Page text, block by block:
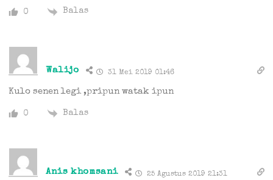
0 Balas
Walijo 31 Mei 2019 01:46
Kulo senen legi ,pripun watak ipun
0 Balas
Anis khomsani 25 Agustus 2019 21:31